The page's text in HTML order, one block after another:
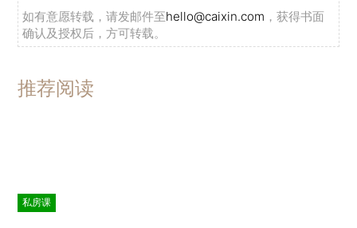
如有意愿转载，请发邮件至hello@caixin.com ，获得书面
确认及授权后，方可转载。
推荐阅读
私房课